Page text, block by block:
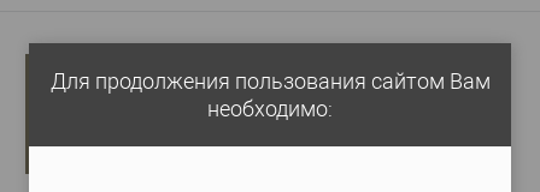
Габариты (ДхШхВ)—2800x12x156
2 370 руб./ шт
Для продолжения пользования сайтом Вам
необходимо: